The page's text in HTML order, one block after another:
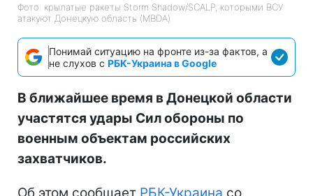
Фото: крылатые ракеты Storm Shadow/SCALP, которыми ВСУ
атакуют Донецкую область (MBDA)
Понимай ситуацию на фронте из-за фактов, а
не слухов с РБК-Украина в Google
В ближайшее время в Донецкой области
участятся удары Сил обороны по
военным объектам российских
захватчиков.
Об этом сообщает РБК-Украина со